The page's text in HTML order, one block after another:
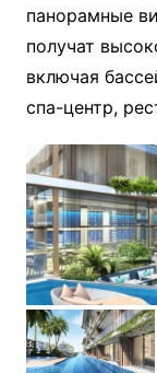
панорамные
получат
включая
спа-центр,